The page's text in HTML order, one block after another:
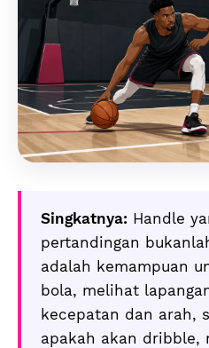
Singkatnya: Handle
pertandingan
adalah kemampuan
bola, melihat
kecepatan dan arah,
apakah akan dribble,